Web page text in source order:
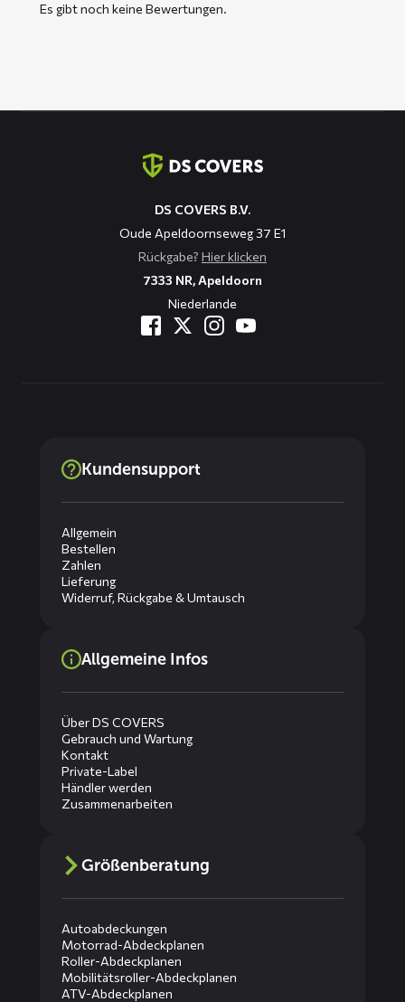
Es gibt noch keine Bewertungen.
DS COVERS B.V.
Oude Apeldoornseweg 37 E1
Rückgabe? Hier klicken
7333 NR, Apeldoorn
Niederlande
Kundensupport
Allgemein
Bestellen
Zahlen
Lieferung
Widerruf, Rückgabe & Umtausch
Allgemeine Infos
Über DS COVERS
Gebrauch und Wartung
Kontakt
Private-Label
Händler werden
Zusammenarbeiten
Größenberatung
Autoabdeckungen
Motorrad-Abdeckplanen
Roller-Abdeckplanen
Mobilitätsroller-Abdeckplanen
ATV-Abdeckplanen